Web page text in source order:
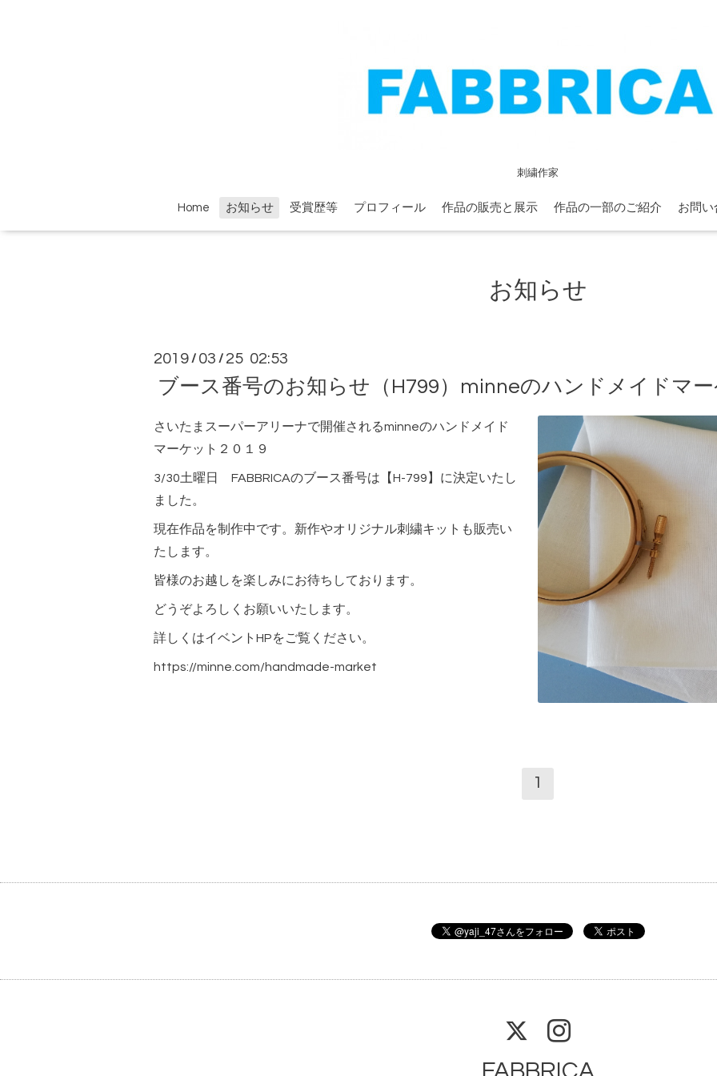
刺繍作家
Home お知らせ 受賞歴等 プロフィール 作品の販売と展示 作品の一部のご紹介 お問い
お知らせ
2019 / 03 / 25 02:53
ブース番号のお知らせ（H799）minneのハンドメイドマ
さいたまスーパーアリーナで開催されるminneのハンドメイド
マーケット２０１９
3/30土曜日 FABBRICAのブース番号は【H-799】に決定いたし
ました。
現在作品を制作中です。新作やオリジナル刺繍キットも販売い
たします。
皆様のお越しを楽しみにお待ちしております。
どうぞよろしくお願いいたします。
詳しくはイベントHPをご覧ください。
https://minne.com/handmade-market
1
FABBRICA